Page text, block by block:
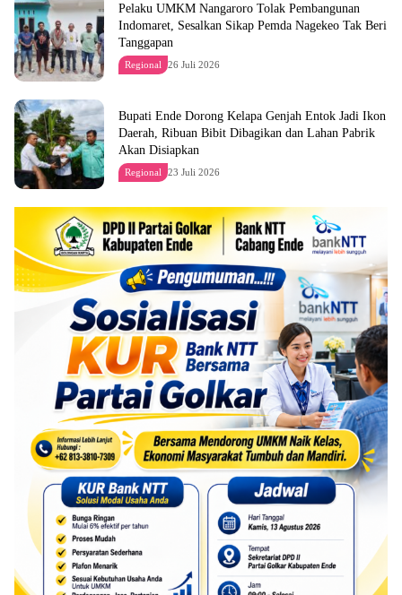
Pelaku UMKM Nangaroro Tolak Pembangunan
Indomaret, Sesalkan Sikap Pemda Nagekeo Tak Beri
Tanggapan
Regional 26 Juli 2026
Bupati Ende Dorong Kelapa Genjah Entok Jadi Ikon
Daerah, Ribuan Bibit Dibagikan dan Lahan Pabrik
Akan Disiapkan
Regional 23 Juli 2026